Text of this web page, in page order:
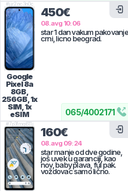
065/4002171
#jjr2nc3n0c
Google
Pixel 8a
8GB,
256GB, 1x
SIM, 1x
eSIM
450€
08.avg 10:06
star 1 dan vakum pakovanje
crni, licno beograd.
#7p3fmq611j
160€
08.avg 09:24
star manje od dve godine,
još uvek u garanciji, kao
nov, baby plava, ful pak.
voždovac samo lično.